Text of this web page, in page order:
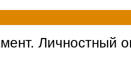
Личностный